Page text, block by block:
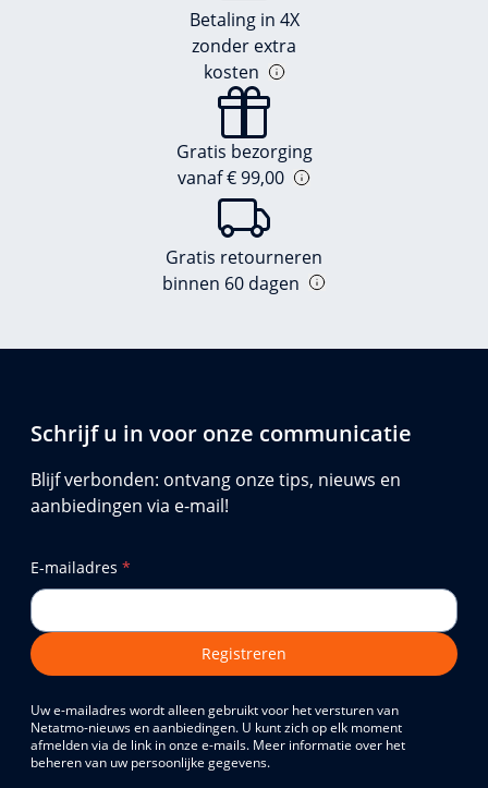
Betaling in 4X
zonder extra
kosten
Gratis bezorging
vanaf € 99,00
Gratis retourneren
binnen 60 dagen
Schrijf u in voor onze communicatie
Blijf verbonden: ontvang onze tips, nieuws en
aanbiedingen via e-mail!
E-mailadres *
Registreren
Uw e-mailadres wordt alleen gebruikt voor het versturen van
Netatmo-nieuws en aanbiedingen. U kunt zich op elk moment
afmelden via de link in onze e-mails. Meer informatie over het
beheren van uw persoonlijke gegevens.